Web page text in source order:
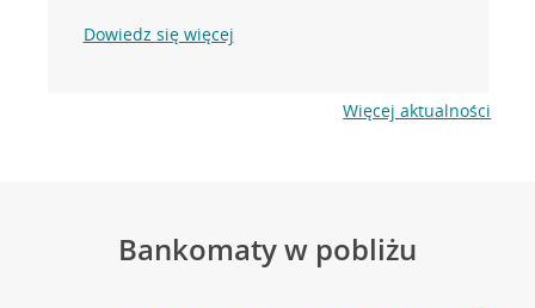
Dowiedz się więcej
Więcej aktualności
Bankomaty w pobliżu